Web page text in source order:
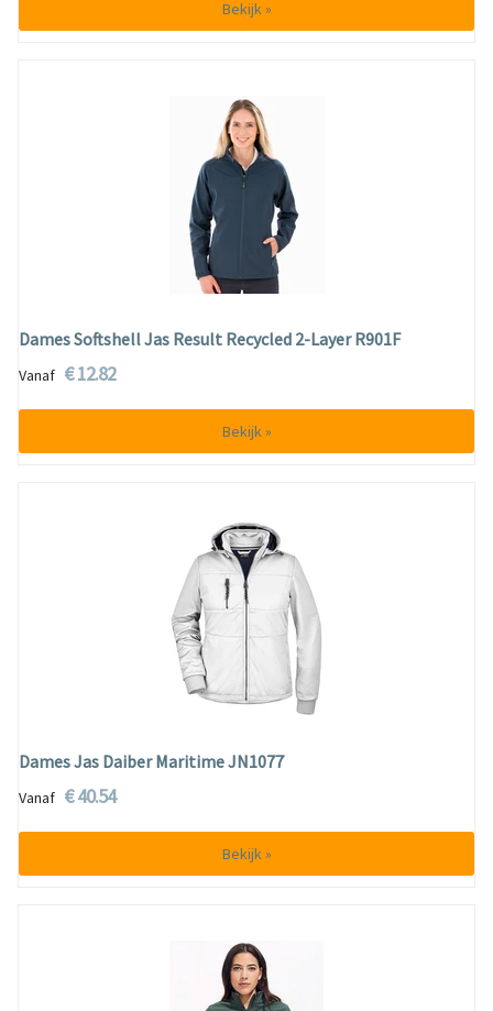
Bekijk »
Dames Softshell Jas Result Recycled 2-Layer R901F
Vanaf € 12.82
Bekijk »
Dames Jas Daiber Maritime JN1077
Vanaf € 40.54
Bekijk »